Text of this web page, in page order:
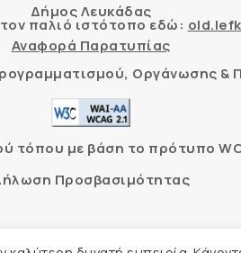
Δήμος Λευκάδας
παλιό ιστότοπο εδώ:
Αναφορά Παρατυπίας
Οργάνωσης &
με βάση το πρότυπο
Προσβασιμότητας